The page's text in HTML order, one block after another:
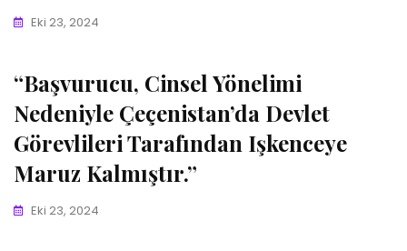
Eki 23, 2024
“Başvurucu, Cinsel Yönelimi
Nedeniyle Çeçenistan’da Devlet
Görevlileri Tarafından Işkenceye
Maruz Kalmıştır.”
Eki 23, 2024